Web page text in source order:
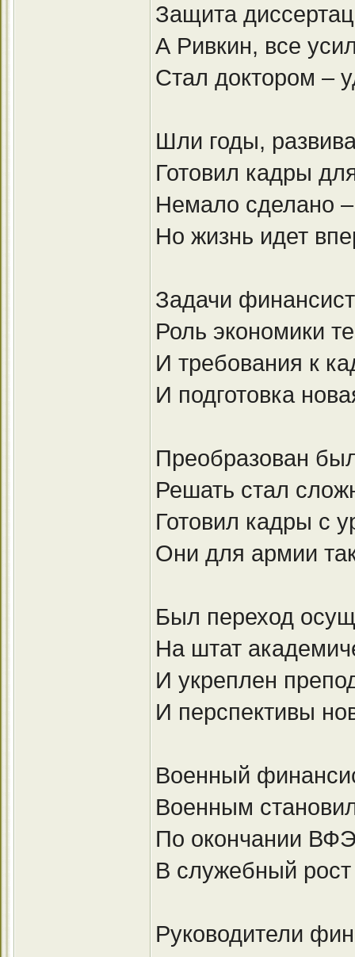
Защита
А Ривкин, все
Стал доктором –
Шли годы,
Готовил кадры
Немало сделано
Но жизнь идет
Задачи
Роль экономики
И требования к
И подготовка
Преобразован
Решать стал
Готовил кадры с
Они для армии
Был переход
На штат
И укреплен
И перспективы
Военный
Военным
По окончании
В служебный
Руководители